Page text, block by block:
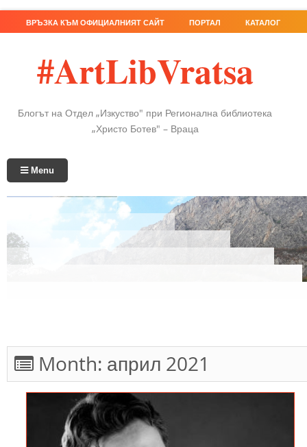
ВРЪЗКА КЪМ ОФИЦИАЛНИЯТ САЙТ ПОРТАЛ КАТАЛОГ
#ArtLibVratsa
Блогът на Отдел „Изкуство" при Регионална библиотека
„Христо Ботев" – Враца
Menu
Month: април 2021